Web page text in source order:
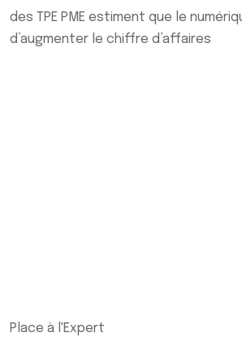
des TPE PME estiment que le
d’augmenter le chiffre d’affaires
Place à l'Expert